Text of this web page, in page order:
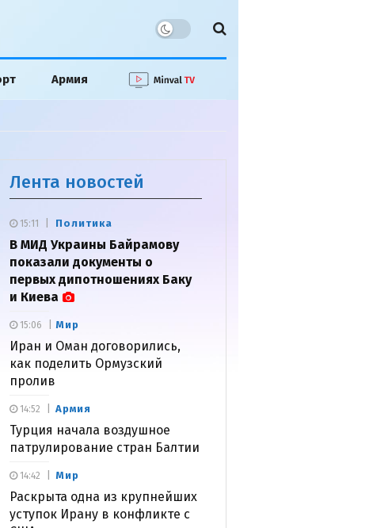
Армия
Лента новостей
Политика
В МИД Украины Байрамову
показали документы о
первых дипотношениях Баку
и Киева
15:11
Мир
Иран и Оман договорились,
как поделить Ормузский
пролив
15:06
Армия
Турция начала воздушное
патрулирование стран Балтии
14:52
Мир
Раскрыта одна из крупнейших
уступок Ирану в конфликте с
14:42